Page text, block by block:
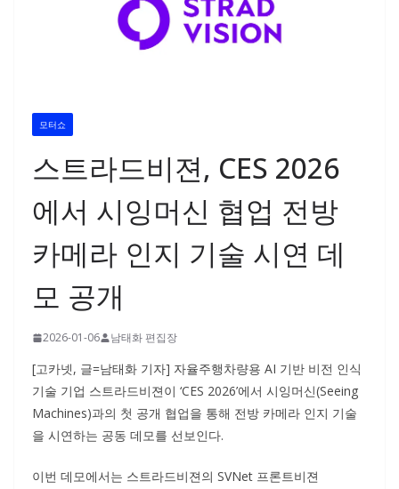
모터쇼
스트라드비젼, CES 2026
에서 시잉머신 협업 전방
카메라 인지 기술 시연 데
모 공개
2026-01-06 남태화 편집장
[고카넷, 글=남태화 기자] 자율주행차량용 AI 기반 비전 인식
기술 기업 스트라드비젼이 ‘CES 2026’에서 시잉머신(Seeing
Machines)과의 첫 공개 협업을 통해 전방 카메라 인지 기술
을 시연하는 공동 데모를 선보인다.
이번 데모에서는 스트라드비젼의 SVNet 프론트비젼